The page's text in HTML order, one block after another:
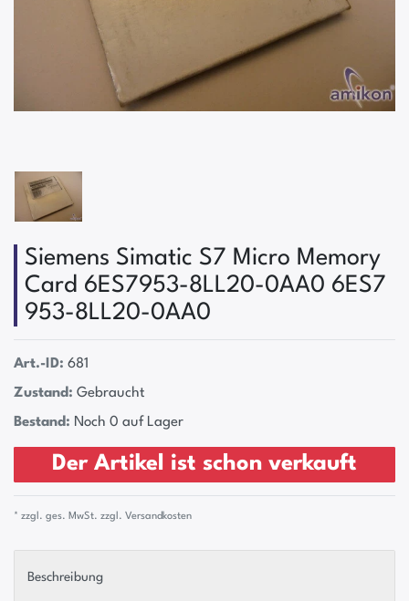
Siemens Simatic S7 Micro Memory
Card 6ES7953-8LL20-0AA0 6ES7
953-8LL20-0AA0
Art.-ID: 681
Zustand: Gebraucht
Bestand: Noch 0 auf Lager
Der Artikel ist schon verkauft
* zzgl. ges. MwSt. zzgl. Versandkosten
Beschreibung